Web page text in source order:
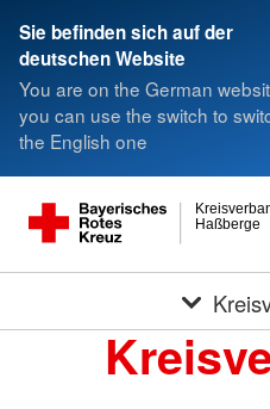
Sie befinden sich auf der
deutschen Website
You are on the German
you can use the switch to
the English one
Haßberge